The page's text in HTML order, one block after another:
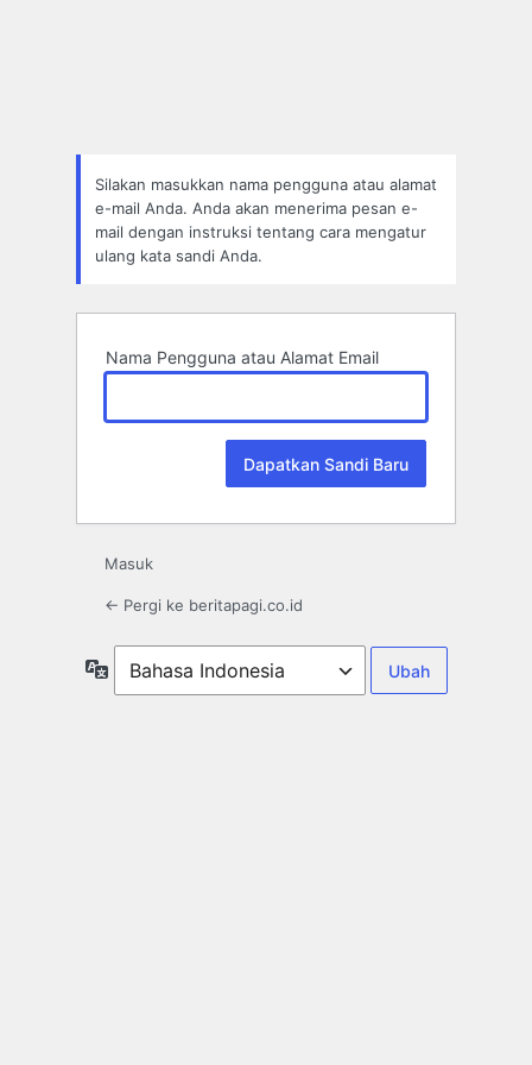
Silakan masukkan nama pengguna atau alamat
e-mail Anda. Anda akan menerima pesan e-
mail dengan instruksi tentang cara mengatur
ulang kata sandi Anda.
Nama Pengguna atau Alamat Email
Masuk
← Pergi ke beritapagi.co.id
Bahasa